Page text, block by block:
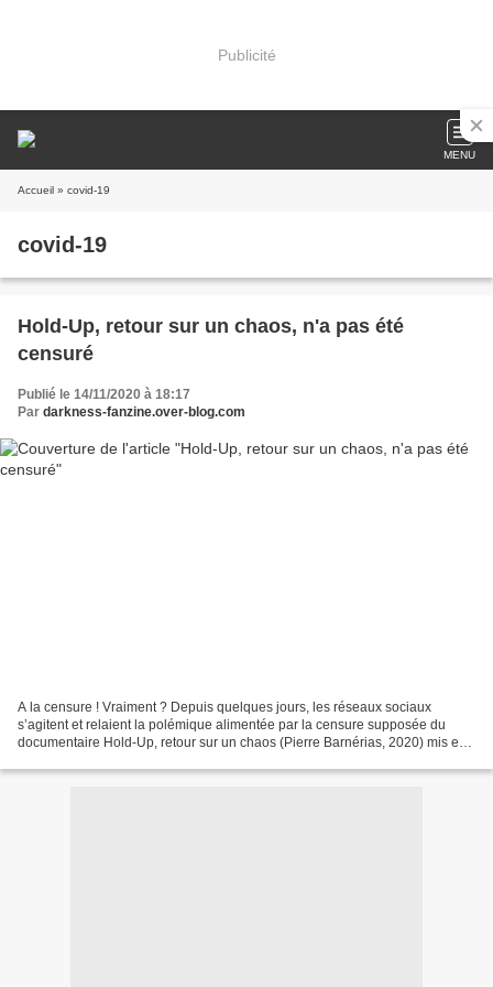
Publicité
MENU
Accueil » covid-19
covid-19
Hold-Up, retour sur un chaos, n'a pas été
censuré
Publié le 14/11/2020 à 18:17
Par darkness-fanzine.over-blog.com
A la censure ! Vraiment ? Depuis quelques jours, les réseaux sociaux
s’agitent et relaient la polémique alimentée par la censure supposée du
documentaire Hold-Up, retour sur un chaos (Pierre Barnérias, 2020) mis en